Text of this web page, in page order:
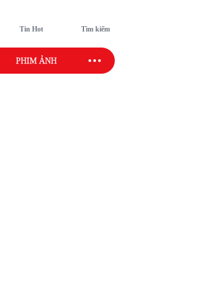
Tin Hot Tìm kiếm
PHIM ẢNH SAO SPORT